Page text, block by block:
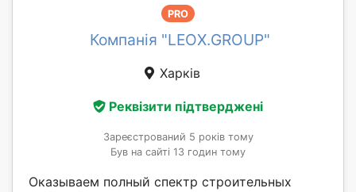
PRO
Компанія "LEOX.GROUP"
Харків
Реквізити підтверджені
Зареєстрований 5 років тому
Був на сайті 13 годин тому
Оказываем полный спектр строительных